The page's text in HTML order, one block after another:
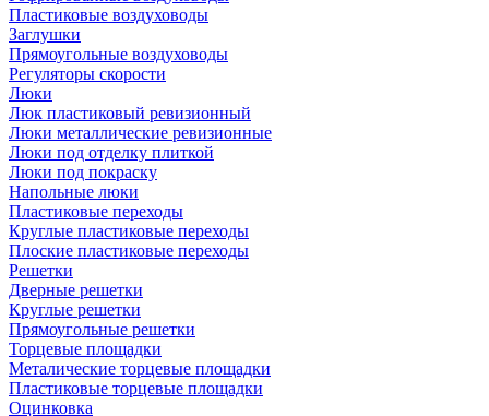
Пластиковые воздуховоды
Заглушки
Прямоугольные воздуховоды
Регуляторы скорости
Люки
Люк пластиковый ревизионный
Люки металлические ревизионные
Люки под отделку плиткой
Люки под покраску
Напольные люки
Пластиковые переходы
Круглые пластиковые переходы
Плоские пластиковые переходы
Решетки
Дверные решетки
Круглые решетки
Прямоугольные решетки
Торцевые площадки
Металические торцевые площадки
Пластиковые торцевые площадки
Оцинковка